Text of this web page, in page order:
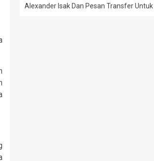
Alexander Isak Dan Pesan Transfer Untuk